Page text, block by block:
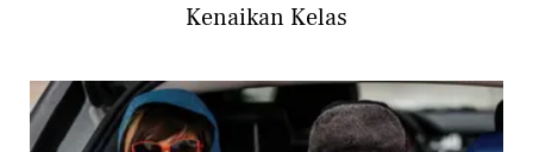
Kenaikan Kelas